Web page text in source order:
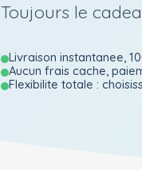
Toujours le
Livraison instantanee,
Aucun frais cache,
Flexibilite totale :